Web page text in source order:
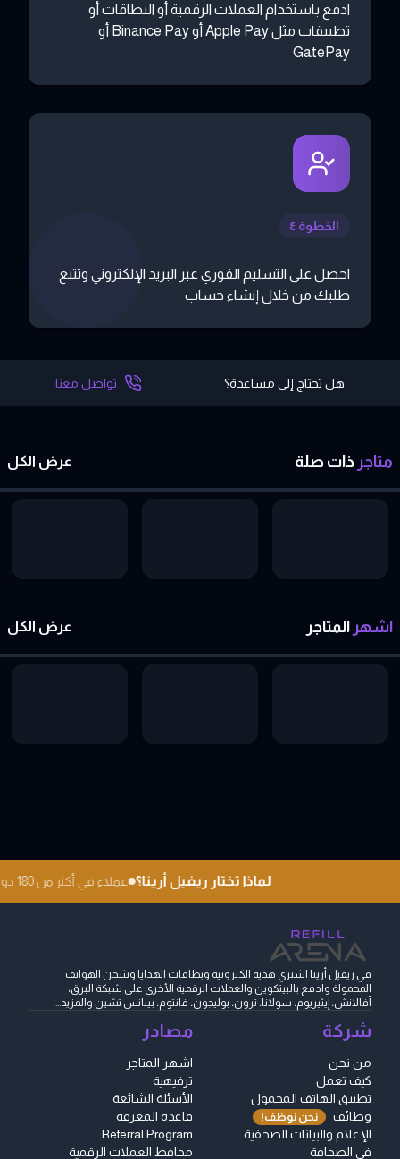
ادفع باستخدام العملات الرقمية أو البطاقات أو
تطبيقات مثل Apple Pay أو Binance Pay أو
GatePay
الخطوة ٤
احصل على التسليم الفوري عبر البريد الإلكتروني وتتبع
طلبك من خلال إنشاء حساب
هل تحتاج إلى مساعدة؟ تواصل معنا
متاجر ذات صلة عرض الكل
اشهر المتاجر عرض الكل
لماذا تختار ريفيل أرينا؟ عملاء في أكثر من 180 دولة
في ريفيل أرينا اشتري هدية الكترونية وبطاقات الهدايا وشحن الهواتف
المحمولة وادفع بالبيتكوين والعملات الرقمية الأخرى على شبكة البرق،
أفالانش، إيثيريوم، سولانا، ترون، بوليجون، فانتوم، بينانس تشين والمزيد...
شركة
من نحن
كيف تعمل
تطبيق الهاتف المحمول
وظائف
نحن نوظف!
الإعلام والبيانات الصحفية
في الصحافة
مصادر
اشهر المتاجر
ترفيهية
الأسئلة الشائعة
قاعدة المعرفة
Referral Program
محافظ العملات الرقمية